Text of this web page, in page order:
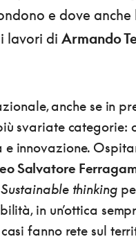
e dove anche
lavori di Armando
anche se in
svariate categorie:
e innovazione.
Salvatore
Sustainable thinking
in un’ottica
fanno rete sul